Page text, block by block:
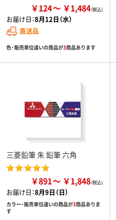
￥124 ￥1,484
お届け日：8月12日（水）
直送品
色・販売単位違いの商品が3商品あります
三菱鉛筆 朱 鉛筆 六角
￥891 ￥1,848
お届け日：8月9日（日）
カラー・販売単位違いの商品が3商品ありま
す